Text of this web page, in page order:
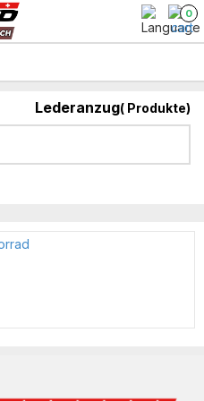
0
Lederanzug( Produkte)